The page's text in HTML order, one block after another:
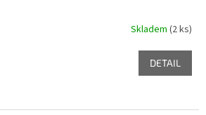
Skladem (2 ks)
DETAIL